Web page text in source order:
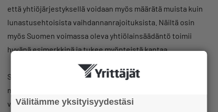
että yhtiöjärjestyksellä voidaan myös määrätä muista kuin
lunastusehtoisista vaihdannanrajoituksista. Näiltä osin
myös Suomen voimassa oleva yhtiölainsäädäntö toimii
hyvänä esimerkkinä ja tukee myönteistä kantaa.
Suomen Yrittäjät pitää luonnoksen tavoin tärkeänä, että
neuvotteluissa annetaan tarpeellinen huomio myös
väärinkäytösten ehkäisylle – myös, jotta ehdotuksen
Välitämme yksityisyydestäsi